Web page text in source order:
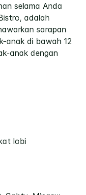
selama Anda
adalah
sarapan
anak di bawah 12
anak dengan
lobi